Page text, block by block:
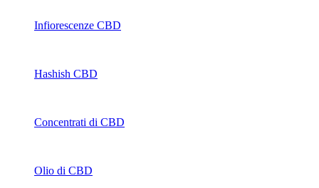
Infiorescenze CBD
Hashish CBD
Concentrati di CBD
Olio di CBD